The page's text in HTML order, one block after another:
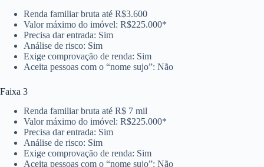
Renda familiar bruta até R$3.600
Valor máximo do imóvel: R$225.000*
Precisa dar entrada: Sim
Análise de risco: Sim
Exige comprovação de renda: Sim
Aceita pessoas com o “nome sujo”: Não
Faixa 3
Renda familiar bruta até R$ 7 mil
Valor máximo do imóvel: R$225.000*
Precisa dar entrada: Sim
Análise de risco: Sim
Exige comprovação de renda: Sim
Aceita pessoas com o “nome sujo”: Não